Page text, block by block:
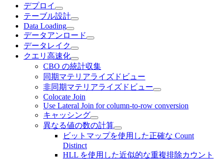
デプロイ
テーブル設計
Data Loading
データアンロード
データレイク
クエリ高速化
CBO の統計収集
同期マテリアライズドビュー
非同期マテリアライズドビュー
Colocate Join
Use Lateral Join for column-to-row conversion
キャッシング
異なる値の数の計算
ビットマップを使用した正確な Count
Distinct
HLL を使用した近似的な重複排除カウント